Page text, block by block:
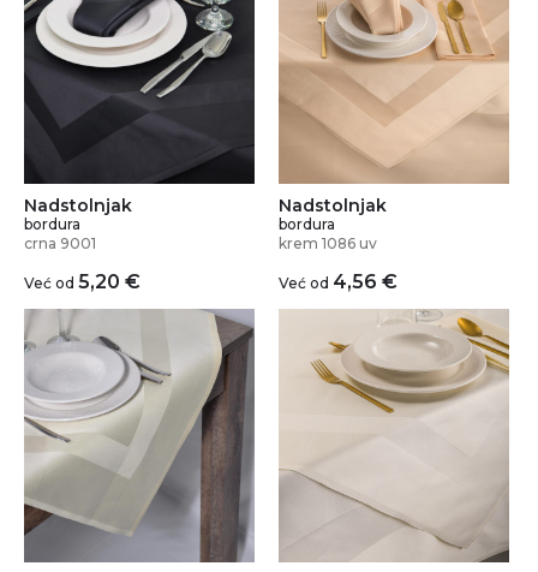
Nadstolnjak
bordura
crna 9001
Već od 5,20 €
Nadstolnjak
bordura
krem 1086 uv
Već od 4,56 €